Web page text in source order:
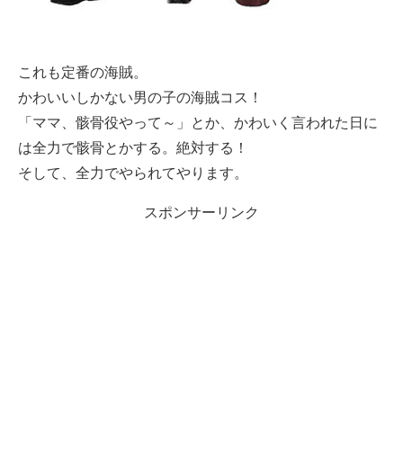
これも定番の海賊。
かわいいしかない男の子の海賊コス！
「ママ、骸骨役やって～」とか、かわいく言われた日に
は全力で骸骨とかする。絶対する！
そして、全力でやられてやります。
スポンサーリンク